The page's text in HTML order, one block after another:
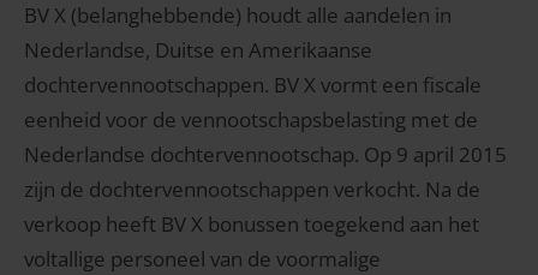
BV X (belanghebbende) houdt alle aandelen in
Nederlandse, Duitse en Amerikaanse
dochtervennootschappen. BV X vormt een fiscale
eenheid voor de vennootschapsbelasting met de
Nederlandse dochtervennootschap. Op 9 april 2015
zijn de dochtervennootschappen verkocht. Na de
verkoop heeft BV X bonussen toegekend aan het
voltallige personeel van de voormalige